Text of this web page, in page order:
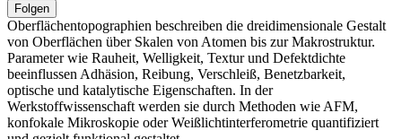
Folgen
Oberflächentopographien beschreiben die dreidimensionale Gestalt
von Oberflächen über Skalen von Atomen bis zur Makrostruktur.
Parameter wie Rauheit, Welligkeit, Textur und Defektdichte
beeinflussen Adhäsion, Reibung, Verschleiß, Benetzbarkeit,
optische und katalytische Eigenschaften. In der
Werkstoffwissenschaft werden sie durch Methoden wie AFM,
konfokale Mikroskopie oder Weißlichtinterferometrie quantifiziert